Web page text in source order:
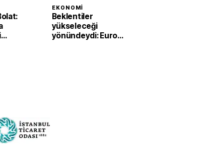
EKONOMI
Beklentiler
yükseleceği
yönündeydi: Euro